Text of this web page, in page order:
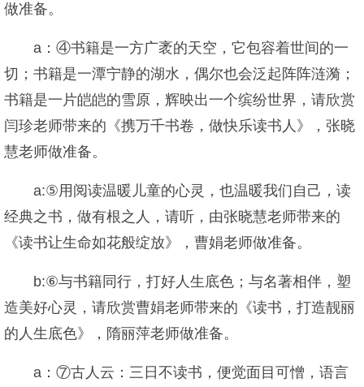
做准备。
a：④书籍是一方广袤的天空，它包容着世间的一
切；书籍是一潭宁静的湖水，偶尔也会泛起阵阵涟漪；
书籍是一片皑皑的雪原，辉映出一个缤纷世界，请欣赏
闫珍老师带来的《携万千书卷，做快乐读书人》，张晓
慧老师做准备。
a:⑤用阅读温暖儿童的心灵，也温暖我们自己，读
经典之书，做有根之人，请听，由张晓慧老师带来的
《读书让生命如花般绽放》，曹娟老师做准备。
b:⑥与书籍同行，打好人生底色；与名著相伴，塑
造美好心灵，请欣赏曹娟老师带来的《读书，打造靓丽
的人生底色》，隋丽萍老师做准备。
a：⑦古人云：三日不读书，便觉面目可憎，语言